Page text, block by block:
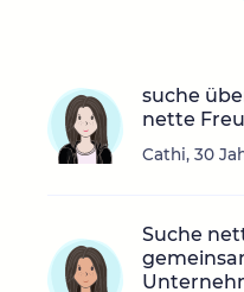
suche
nette
Cathi, 30
Suche